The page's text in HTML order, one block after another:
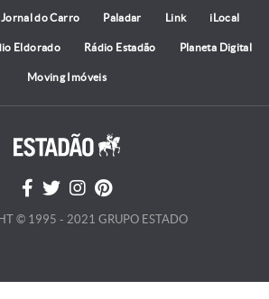
Jornal do Carro Paladar Link iLocal
Eldorado Rádio Estadão Planeta Digital
Moving Imóveis
© 1995 - 2021 GRUPO ESTADO